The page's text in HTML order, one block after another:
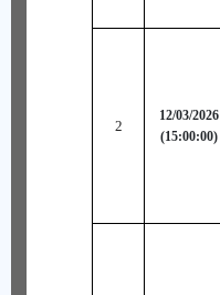
2
12/03/2026
(15:00:00)